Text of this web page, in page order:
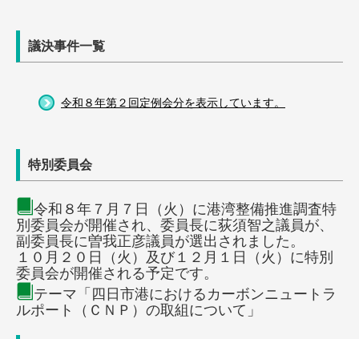
議決事件一覧
令和８年第２回定例会分を表示しています。
特別委員会
令和８年７月７日（火）に港湾整備推進調査特
別委員会が開催され、委員長に荻須智之議員が、
副委員長に曽我正彦議員が選出されました。
１０月２０日（火）及び１２月１日（火）に特別
委員会が開催される予定です。
テーマ「四日市港におけるカーボンニュートラ
ルポート（ＣＮＰ）の取組について」